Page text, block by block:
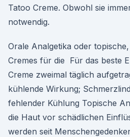
Tatoo Creme. Obwohl sie
notwendig.
Orale Analgetika oder
Cremes für die Für das beste
Creme zweimal täglich
kühlende Wirkung;
fehlender Kühlung Topische
die Haut vor schädlichen
werden seit